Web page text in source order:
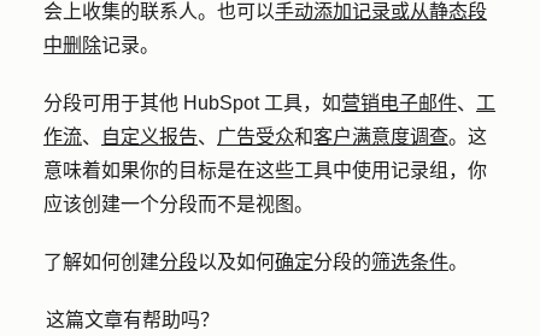
会上收集的联系人。也可以手动添加记录或从静态段
中删除记录。
分段可用于其他 HubSpot 工具，如营销电子邮件、 工
作流、 自定义报告、 广告受众和客户满意度调查。这
意味着如果你的目标是在这些工具中使用记录组，你
应该创建一个分段而不是视图。
了解如何创建分段以及如何确定分段的筛选条件。
这篇文章有帮助吗？